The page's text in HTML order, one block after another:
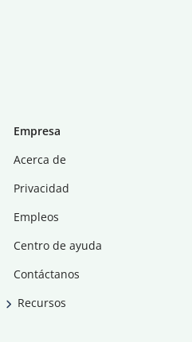
Empresa
Acerca de
Privacidad
Empleos
Centro de ayuda
Contáctanos
Recursos